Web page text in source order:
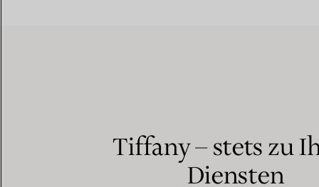
Tiffany – stets zu
Diensten